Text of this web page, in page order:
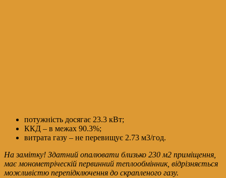
потужність досягає 23.3 кВт;
ККД – в межах 90.3%;
витрата газу – не перевищує 2.73 м3/год.
На замітку! Здатний опалювати близько 230 м2 приміщення,
має монометріческій первинний теплообмінник, відрізняється
можливістю перепідключення до скрапленого газу.